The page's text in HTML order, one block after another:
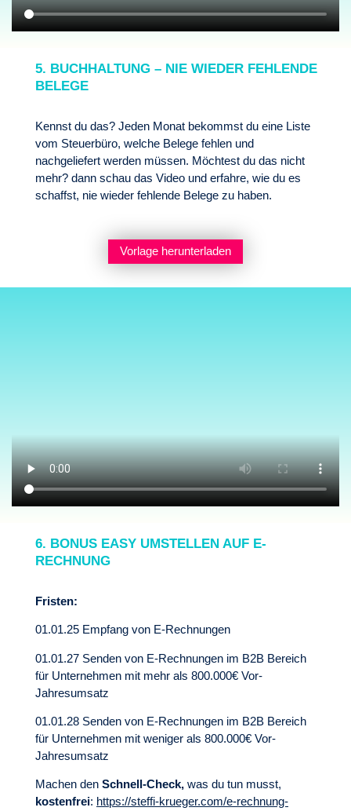
5. BUCHHALTUNG – NIE WIEDER FEHLENDE
BELEGE
Kennst du das? Jeden Monat bekommst du eine Liste
vom Steuerbüro, welche Belege fehlen und
nachgeliefert werden müssen. Möchtest du das nicht
mehr? dann schau das Video und erfahre, wie du es
schaffst, nie wieder fehlende Belege zu haben.
Vorlage herunterladen
6. BONUS EASY UMSTELLEN AUF E-
RECHNUNG
Fristen:
01.01.25 Empfang von E-Rechnungen
01.01.27 Senden von E-Rechnungen im B2B Bereich
für Unternehmen mit mehr als 800.000€ Vor-
Jahresumsatz
01.01.28 Senden von E-Rechnungen im B2B Bereich
für Unternehmen mit weniger als 800.000€ Vor-
Jahresumsatz
Machen den Schnell-Check, was du tun musst,
kostenfrei: https://steffi-krueger.com/e-rechnung-